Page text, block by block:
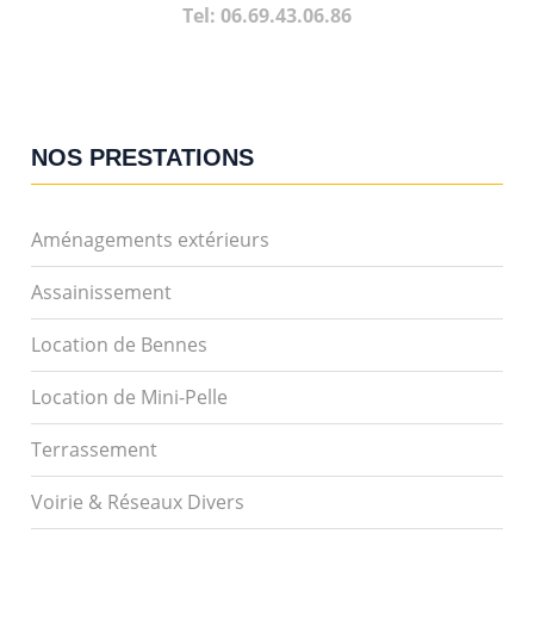
Tel: 06.69.43.06.86
NOS PRESTATIONS
Aménagements extérieurs
Assainissement
Location de Bennes
Location de Mini-Pelle
Terrassement
Voirie & Réseaux Divers